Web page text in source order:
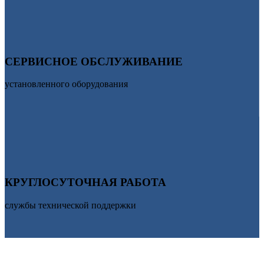
СЕРВИСНОЕ ОБСЛУЖИВАНИЕ
установленного оборудования
КРУГЛОСУТОЧНАЯ РАБОТА
службы технической поддержки